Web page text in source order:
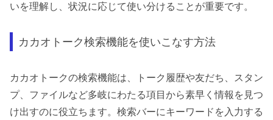
いを理解し、状況に応じて使い分けることが重要です。
カカオトーク検索機能を使いこなす方法
カカオトークの検索機能は、トーク履歴や友だち、スタン
プ、ファイルなど多岐にわたる項目から素早く情報を見つ
け出すのに役立ちます。検索バーにキーワードを入力する